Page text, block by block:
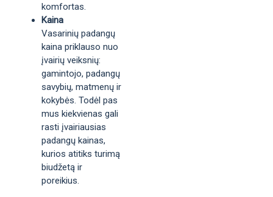
komfortas.
Kaina
Vasarinių padangų
kaina priklauso nuo
įvairių veiksnių:
gamintojo, padangų
savybių, matmenų ir
kokybės. Todėl pas
mus kiekvienas gali
rasti įvairiausias
padangų kainas,
kurios atitiks turimą
biudžetą ir
poreikius.